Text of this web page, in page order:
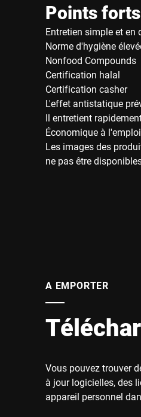
Points forts
Entretien simple et en
Norme d'hygiène
Nonfood Compounds
Certification halal
Certification casher
L'effet antistatique
Il entretient
Économique à l'emploi
Les images des
ne pas être
A EMPORTER
Vous pouvez trouver
à jour logicielles, des
appareil personnel